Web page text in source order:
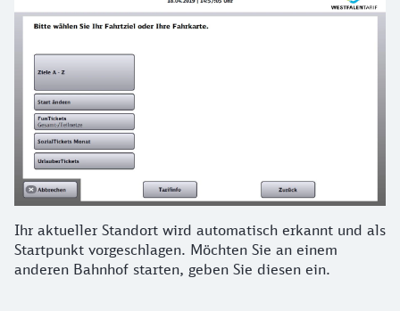
Ihr aktueller Standort wird automatisch erkannt und als
Startpunkt vorgeschlagen. Möchten Sie an einem
anderen Bahnhof starten, geben Sie diesen ein.